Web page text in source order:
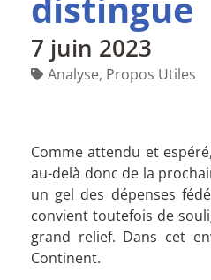
7 juin 2023
Analyse, Propos Utiles
Comme attendu et
au-delà donc de la
un gel des dépenses
convient toutefois de
grand relief. Dans cet
Continent.